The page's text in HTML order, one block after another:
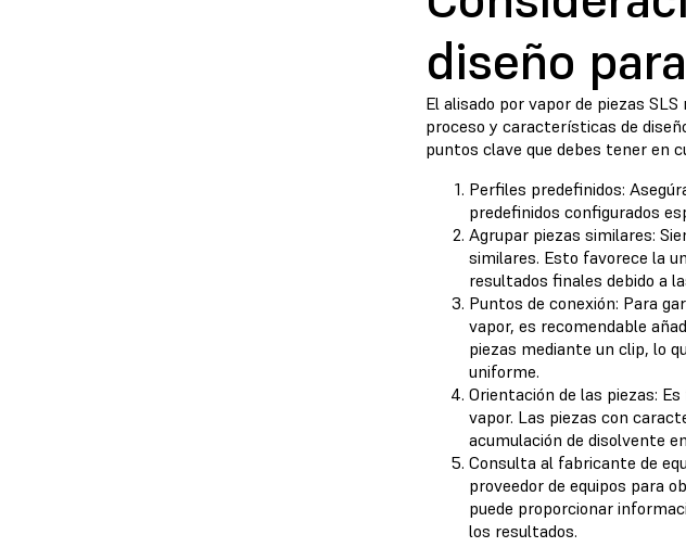
diseño
El alisado por vapor de piezas
proceso y características de
puntos clave que debes tener en
Perfiles predefinidos:
predefinidos configurados
Agrupar piezas similares:
similares. Esto favorece la
resultados finales debido a
Puntos de conexión: Para
vapor, es recomendable
piezas mediante un clip, lo
uniforme.
Orientación de las piezas:
vapor. Las piezas con
acumulación de disolvente
Consulta al fabricante de
proveedor de equipos para
puede proporcionar
los resultados.